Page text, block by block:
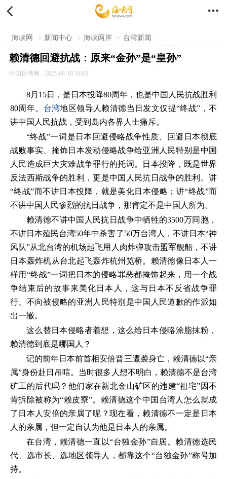
 
海峡网 > 新闻中心 > 海峡两岸 > 台湾新闻
赖清德回避抗战：原来“金孙”是“皇孙”
中国台湾网 2025-08-18 16:05
8月15日，是日本投降80周年，也是中国人民抗战胜利
80周年。 台湾地区领导人赖清德当日发文仅提“终战”，不
讲中国人民抗战，受到岛内各界人士痛斥。
“终战”一词是日本回避侵略战争性质、回避日本彻底
战败事实、掩饰日本发动侵略战争给亚洲人民特别是中国
人民造成巨大灾难战争罪行的托词。日本投降，既是世界
反法西斯战争的胜利，更是中国人民抗日战争的胜利。讲
“终战”而不讲日本投降，就是美化日本侵略；讲“终战”而
不讲中国人民惨烈的抗日战争，那肯定不是中国人所为。
赖清德不讲中国人民抗日战争中牺牲的3500万同胞，
不讲日本殖民台湾50年中杀害了50万台湾人，不讲日本“神
风队”从北台湾的机场起飞用人肉炸弹攻击盟军舰船，不讲
日本轰炸机从台北起飞轰炸杭州笕桥。赖清德像日本人一
样用“终战”一词把日本的侵略罪恶都掩饰起来，用一个战
争结束后的故事来美化日本人，这与日本不反省战争罪
行、不向被侵略的亚洲人民特别是中国人民道歉的作派如
出一辙。
这么替日本侵略者着想，这么给日本侵略涂脂抹粉，
赖清德到底是哪国人？
记的前年日本前首相安倍晋三遭袭身亡，赖清德以“亲
属”身份赴日吊唁。当时很多人想不明白，赖清德不是台湾
矿工的后代吗？他们家在新北金山矿区的违建“祖宅”因不
肯拆除被称为“赖皮寮”。赖清德这个中国台湾人怎么就成
了日本人安倍的亲属了呢？现在看，赖清德不一定是日本
人的亲属，但一定自认为他是日本人的亲属。
在台湾，赖清德一直以“台独金孙”自居。赖清德选民
代、选市长、选地区领导人，都靠这个“台独金孙”称号加
持。